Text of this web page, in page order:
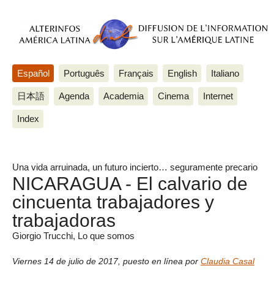
Español Português Français English Italiano
日本語 Agenda Academia Cinema Internet
Index
Una vida arruinada, un futuro incierto… seguramente precario
NICARAGUA - El calvario de
cincuenta trabajadores y
trabajadoras
Giorgio Trucchi, Lo que somos
Viernes 14 de julio de 2017, puesto en línea por Claudia Casal